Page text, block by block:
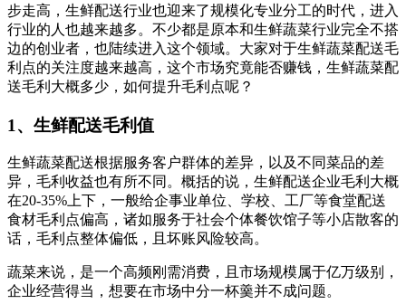
步走高，生鲜配送行业也迎来了规模化专业分工的时代，进入
行业的人也越来越多。不少都是原本和生鲜蔬菜行业完全不搭
边的创业者，也陆续进入这个领域。大家对于生鲜蔬菜配送毛
利点的关注度越来越高，这个市场究竟能否赚钱， 生鲜蔬菜配
送毛利大概多少，如何提升毛利点呢？
1、生鲜配送毛利值
生鲜蔬菜配送根据服务客户群体的差异，以及不同菜品的差
异，毛利收益也有所不同。概括的说，生鲜配送企业毛利大概
在20-35% 上下，一般给企事业单位、学校、工厂等食堂配送
食材毛利点偏高，诸如服务于社会个体餐饮馆子等小店散客的
话，毛利点整体偏低，且坏账风险较高。
蔬菜来说，是一个高频刚需消费，且市场规模属于亿万级别，
企业经营得当，想要在市场中分一杯羹并不成问题。